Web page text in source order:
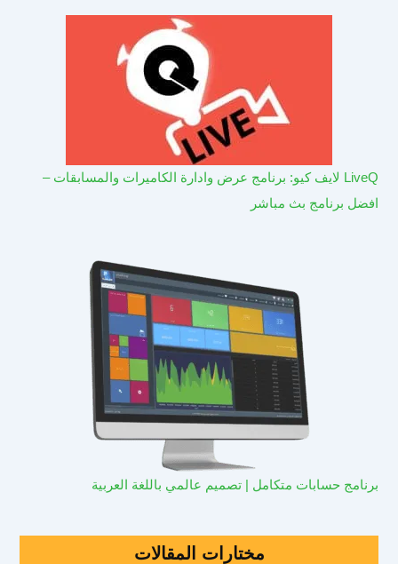
LiveQ لايف كيو: برنامج عرض وادارة الكاميرات والمسابقات –
افضل برنامج بث مباشر
برنامج حسابات متكامل | تصميم عالمي باللغة العربية
مختارات المقالات